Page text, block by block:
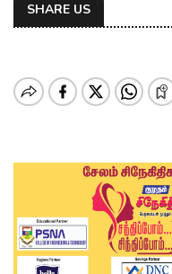
SHARE US